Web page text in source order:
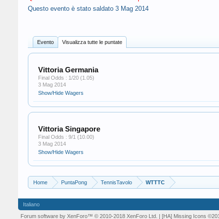
Questo evento è stato saldato 3 Mag 2014
Evento Visualizza tutte le puntate
Vittoria Germania
Final Odds : 1/20 (1.05)
3 Mag 2014
Show/Hide Wagers
Vittoria Singapore
Final Odds : 9/1 (10.00)
3 Mag 2014
Show/Hide Wagers
Home PuntaPong TennisTavolo WTTTC
Italiano
Forum software by XenForo™ © 2010-2018 XenForo Ltd. | [HA] Missing Icons